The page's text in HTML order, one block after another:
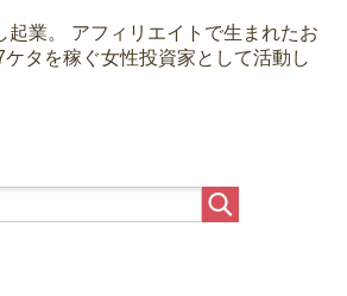
業。
アフィリエイトで生まれたお
ケタを稼ぐ女性投資家として活動し